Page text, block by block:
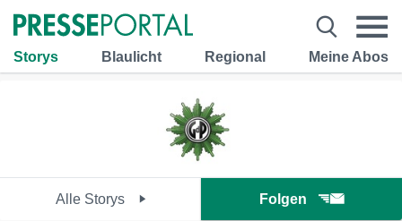
Storys Blaulicht Regional Meine Abos
Alle Storys Folgen